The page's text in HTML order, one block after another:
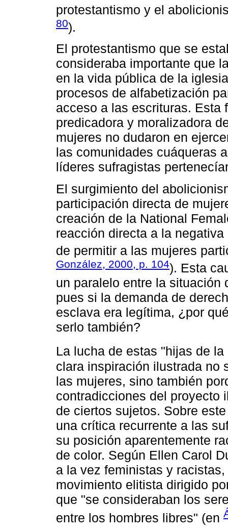
protestantismo y el
80).
El protestantismo que se
consideraba importante que
en la vida pública de la
procesos de alfabetización
acceso a las escrituras. Esta
predicadora y moralizadora
mujeres no dudaron en
las comunidades cuáqueras
líderes sufragistas
El surgimiento del
participación directa de
creación de la National
reacción directa a la
de permitir a las mujeres
González, 2000, p. 104). Esta
un paralelo entre la
pues si la demanda de
esclava era legítima, ¿por
serlo también?
La lucha de estas "hijas de la
clara inspiración ilustrada no
las mujeres, sino también
contradicciones del proyecto
de ciertos sujetos. Sobre
una crítica recurrente a las
su posición aparentemente
de color. Según Ellen Carol
a la vez feministas y
movimiento elitista dirigido
que "se consideraban los
entre los hombres libres" (en